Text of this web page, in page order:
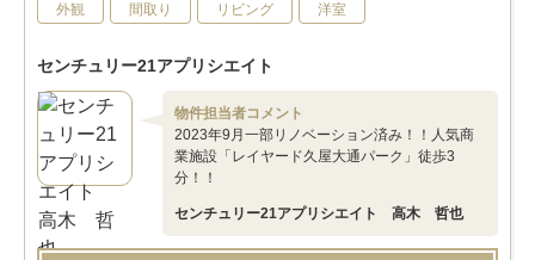
外観 間取り リビング 洋室
センチュリー21アプリシエイト
物件担当者コメント
2023年9月一部リノベーション済み！！人気商
業施設「レイヤード久屋大通パーク」徒歩3
分！！
センチュリー21アプリシエイト 高木 哲也